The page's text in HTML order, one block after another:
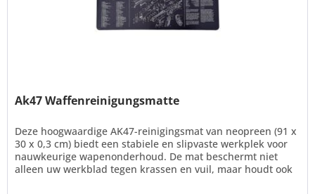
Ak47 Waffenreinigungsmatte
Deze hoogwaardige AK47-reinigingsmat van neopreen (91 x
30 x 0,3 cm) biedt een stabiele en slipvaste werkplek voor
nauwkeurige wapenonderhoud. De mat beschermt niet
alleen uw werkblad tegen krassen en vuil, maar houdt ook